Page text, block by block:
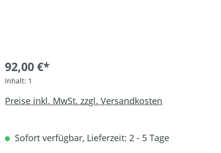
92,00 €*
Inhalt: 1
Preise inkl. MwSt. zzgl. Versandkosten
Sofort verfügbar, Lieferzeit: 2 - 5 Tage